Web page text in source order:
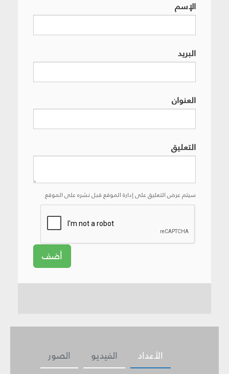
الإسم
البريد
العنوان
التعليق
سيتم عرض التعليق على إدارة الموقع قبل نشره على الموقع
أضف
الصور الفيديو الأعداد